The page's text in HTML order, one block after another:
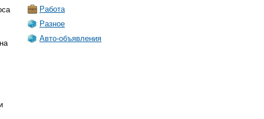
Работа
Разное
Авто-объявления